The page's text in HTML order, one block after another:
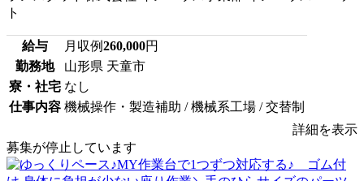
ト
給与 月収例260,000円
勤務地
山形県 天童市
寮・社宅 なし
仕事内容 機械操作・製造補助 / 機械系工場 / 交替制
詳細を表示
募集が停止しています